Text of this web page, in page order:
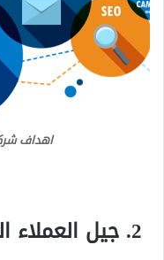
اهداف
جيل العملاء